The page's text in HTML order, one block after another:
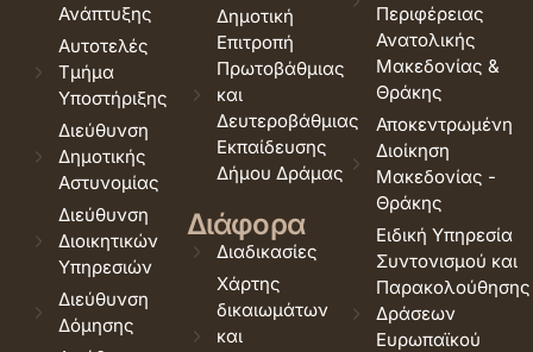
Ανάπτυξης
Αυτοτελές
Τμήμα
Υποστήριξης
Διεύθυνση
Δημοτικής
Αστυνομίας
Διεύθυνση
Διοικητικών
Υπηρεσιών
Διεύθυνση
Δόμησης
Δημοτική
Επιτροπή
Πρωτοβάθμιας
και
Δευτεροβάθμιας
Εκπαίδευσης
Δήμου Δράμας
Διάφορα
Διαδικασίες
Χάρτης
δικαιωμάτων
και
Περιφέρειας
Ανατολικής
Μακεδονίας &
Θράκης
Αποκεντρωμένη
Διοίκηση
Μακεδονίας -
Θράκης
Ειδική Υπηρεσία
Συντονισμού και
Παρακολούθησης
Δράσεων
Ευρωπαϊκού